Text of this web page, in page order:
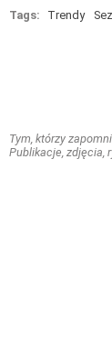
Tags: Trendy
Tym, którzy
Publikacje, zdjęcia,